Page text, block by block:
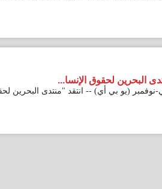
لحقوق الإنسا...
(يو بي أي) -- انتقد "منتدى البحرين لحقوق